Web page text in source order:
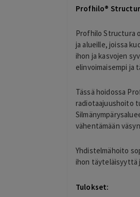
Profhilo®
Profhilo Structura
ja alueille, joissa
ihon ja kasvojen
elinvoimaisempi ja
Tässä hoidossa
radiotaajuushoito
vähentämään
Yhdistelmähoito
ihon täyteläisyyttä
Tulokset: